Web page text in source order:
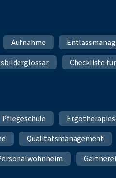
Aufnahme
Checkliste
Pflegeschule
Qualitätsmanagement
Gärtnerei